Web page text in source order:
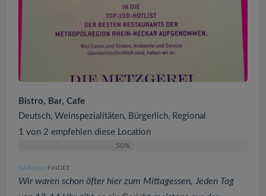
Bistro, Bar, Cafe
Deutsch, Weinspezialitäten, Bürgerlich, Regional
1 von 2 empfehlen diese Location
50%
CASI (266 ) FINDET:
Wir waren schon öfter hier zum Mittagessen, Jeden Tag